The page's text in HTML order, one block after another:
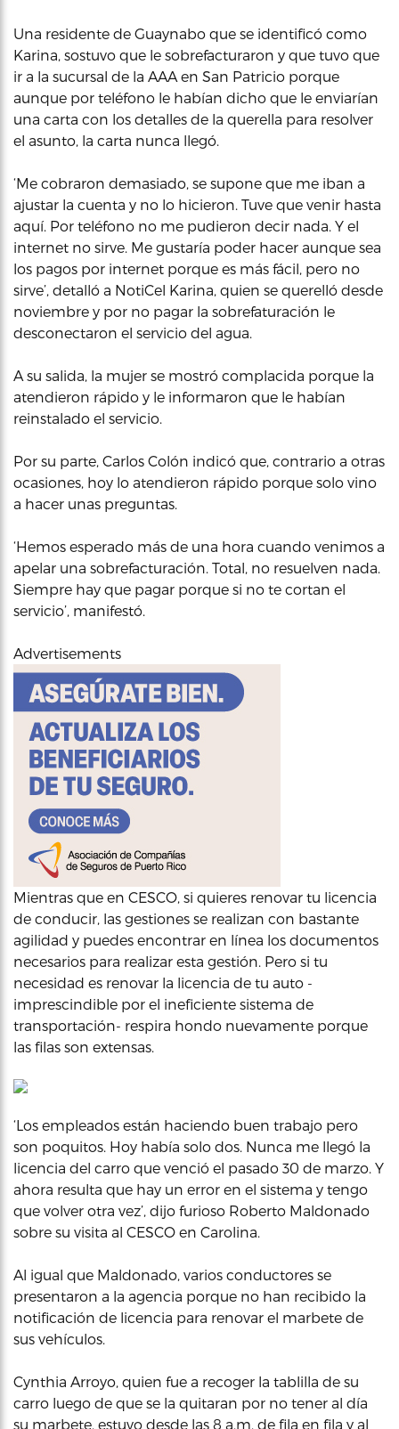
Una residente de Guaynabo que se identificó como
Karina, sostuvo que le sobrefacturaron y que tuvo que
ir a la sucursal de la AAA en San Patricio porque
aunque por teléfono le habían dicho que le enviarían
una carta con los detalles de la querella para resolver
el asunto, la carta nunca llegó.
‘Me cobraron demasiado, se supone que me iban a
ajustar la cuenta y no lo hicieron. Tuve que venir hasta
aquí. Por teléfono no me pudieron decir nada. Y el
internet no sirve. Me gustaría poder hacer aunque sea
los pagos por internet porque es más fácil, pero no
sirve’, detalló a NotiCel Karina, quien se querelló desde
noviembre y por no pagar la sobrefaturación le
desconectaron el servicio del agua.
A su salida, la mujer se mostró complacida porque la
atendieron rápido y le informaron que le habían
reinstalado el servicio.
Por su parte, Carlos Colón indicó que, contrario a otras
ocasiones, hoy lo atendieron rápido porque solo vino
a hacer unas preguntas.
‘Hemos esperado más de una hora cuando venimos a
apelar una sobrefacturación. Total, no resuelven nada.
Siempre hay que pagar porque si no te cortan el
servicio’, manifestó.
Advertisements
Mientras que en CESCO, si quieres renovar tu licencia
de conducir, las gestiones se realizan con bastante
agilidad y puedes encontrar en línea los documentos
necesarios para realizar esta gestión. Pero si tu
necesidad es renovar la licencia de tu auto -
imprescindible por el ineficiente sistema de
transportación- respira hondo nuevamente porque
las filas son extensas.
‘Los empleados están haciendo buen trabajo pero
son poquitos. Hoy había solo dos. Nunca me llegó la
licencia del carro que venció el pasado 30 de marzo. Y
ahora resulta que hay un error en el sistema y tengo
que volver otra vez’, dijo furioso Roberto Maldonado
sobre su visita al CESCO en Carolina.
Al igual que Maldonado, varios conductores se
presentaron a la agencia porque no han recibido la
notificación de licencia para renovar el marbete de
sus vehículos.
Cynthia Arroyo, quien fue a recoger la tablilla de su
carro luego de que se la quitaran por no tener al día
su marbete, estuvo desde las 8 a.m. de fila en fila y al